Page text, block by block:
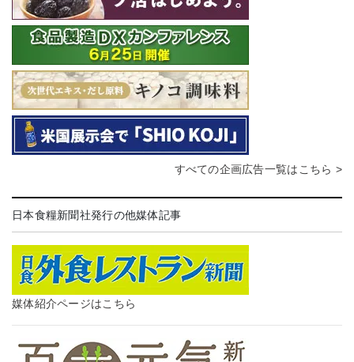
すべての企画広告一覧はこちら >
日本食糧新聞社発行の他媒体記事
媒体紹介ページはこちら